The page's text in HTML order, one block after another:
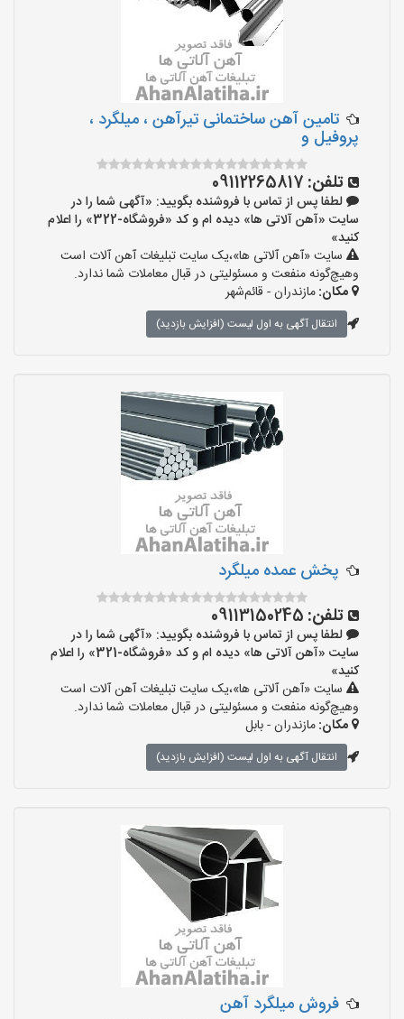
تامین آهن ساختمانی تیرآهن ، میلگرد ،
پروفیل و
تلفن: 09112265817
لطفا پس از تماس با فروشنده بگویید: «آگهی شما را در
سایت «آهن آلاتی ها» دیده ام و کد «فروشگاه-322» را اعلام
کنید»
سایت «آهن آلاتی ها»،یک سایت تبلیغات آهن آلات است
وهیچ‌گونه منفعت و مسئولیتی در قبال معاملات شما ندارد.
مکان:مازندران - قائم‌شهر
انتقال آگهی به اول لیست (افزایش بازدید)
پخش عمده میلگرد
تلفن: 09113150245
لطفا پس از تماس با فروشنده بگویید: «آگهی شما را در
سایت «آهن آلاتی ها» دیده ام و کد «فروشگاه-321» را اعلام
کنید»
سایت «آهن آلاتی ها»،یک سایت تبلیغات آهن آلات است
وهیچ‌گونه منفعت و مسئولیتی در قبال معاملات شما ندارد.
مکان:مازندران - بابل
انتقال آگهی به اول لیست (افزایش بازدید)
فروش میلگرد آهن